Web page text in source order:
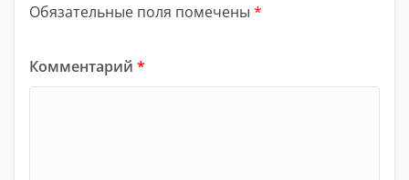
Обязательные поля помечены *
Комментарий *